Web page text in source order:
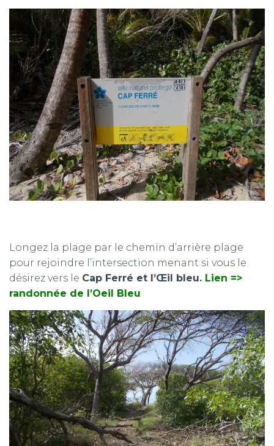
Longez la plage par le chemin d’arrière plage
pour rejoindre l’intersection menant si vous le
désirez vers le Cap Ferré et l’Œil bleu. Lien =>
randonnée de l’Oeil Bleu